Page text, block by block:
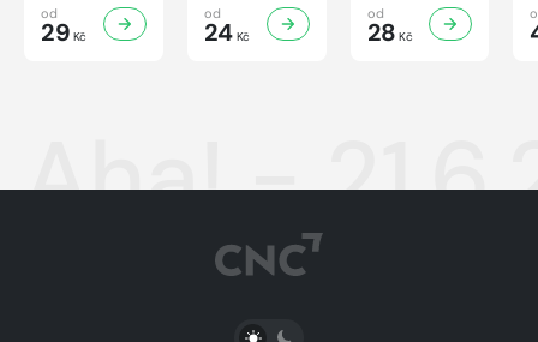
od
29 Kč
od
24Kč
od
28 Kč
Aha! -
PŘEPNOUT SVĚTLÝ/TMAVÝ REŽIM